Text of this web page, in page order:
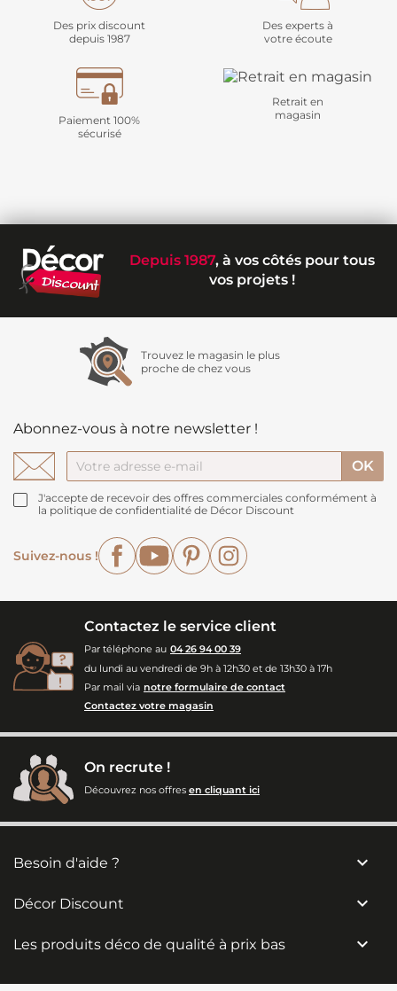
Des prix discount
depuis 1987
Des experts à
votre écoute
Paiement 100%
sécurisé
Retrait en
magasin
Depuis 1987, à vos côtés pour tous
vos projets !
Trouvez le magasin le plus
proche de chez vous
Abonnez-vous à notre newsletter !
J'accepte de recevoir des offres commerciales conformément à
la politique de confidentialité de Décor Discount
Suivez-nous !
FacebookYouTubePinterest
Contactez le service client
Par téléphone au 04 26 94 00 39
du lundi au vendredi de 9h à 12h30 et de 13h30 à 17h
Par mail via notre formulaire de contact
Contactez votre magasin
On recrute !
Découvrez nos offres en cliquant ici
Besoin d'aide ? 
Décor Discount 
Les produits déco de qualité à prix bas 